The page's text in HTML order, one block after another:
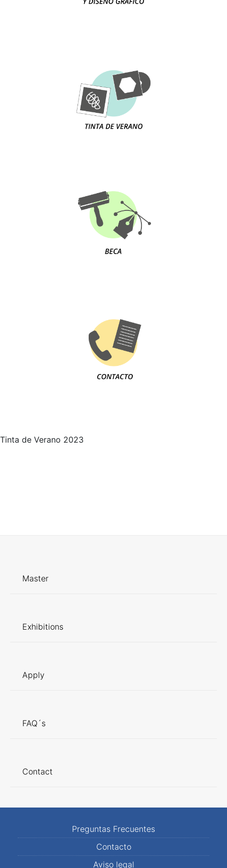
Tinta de Verano 2023
Master
Exhibitions
Apply
FAQ´s
Contact
Preguntas Frecuentes
Contacto
Aviso legal